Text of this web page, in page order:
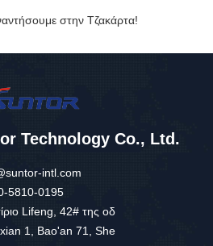
στην Τζακάρτα!
Technology Co., Ltd.
intl.com
5810-0195
Lifeng, 42# της οδ
1, Bao'an 71, She